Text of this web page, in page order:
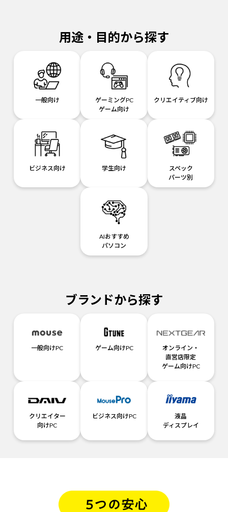
用途・目的から探す
一般向け
ゲーミングPC
ゲーム向け
クリエイティブ向け
ビジネス向け 学生向け
スペック
パーツ別
AIおすすめ
パソコン
ブランドから探す
一般向けPC ゲーム向けPC
オンライン・
直営店限定
ゲーム向けPC
クリエイター
向けPC
ビジネス向けPC
液晶
ディスプレイ